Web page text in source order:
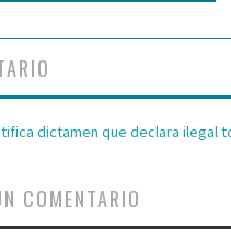
dictamen que declara ilegal
COMENTARIO